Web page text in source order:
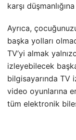
karşı
Ayrıca,
başka yolları
TV’yi almak
izleyebilecek
bilgisayarında TV
video oyunlarına
tüm elektronik